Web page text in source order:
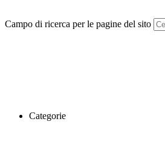
Campo di ricerca per le pagine del sito
Categorie